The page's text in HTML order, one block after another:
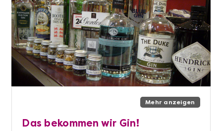
Mehr anzeigen
Das bekommen wir Gin!